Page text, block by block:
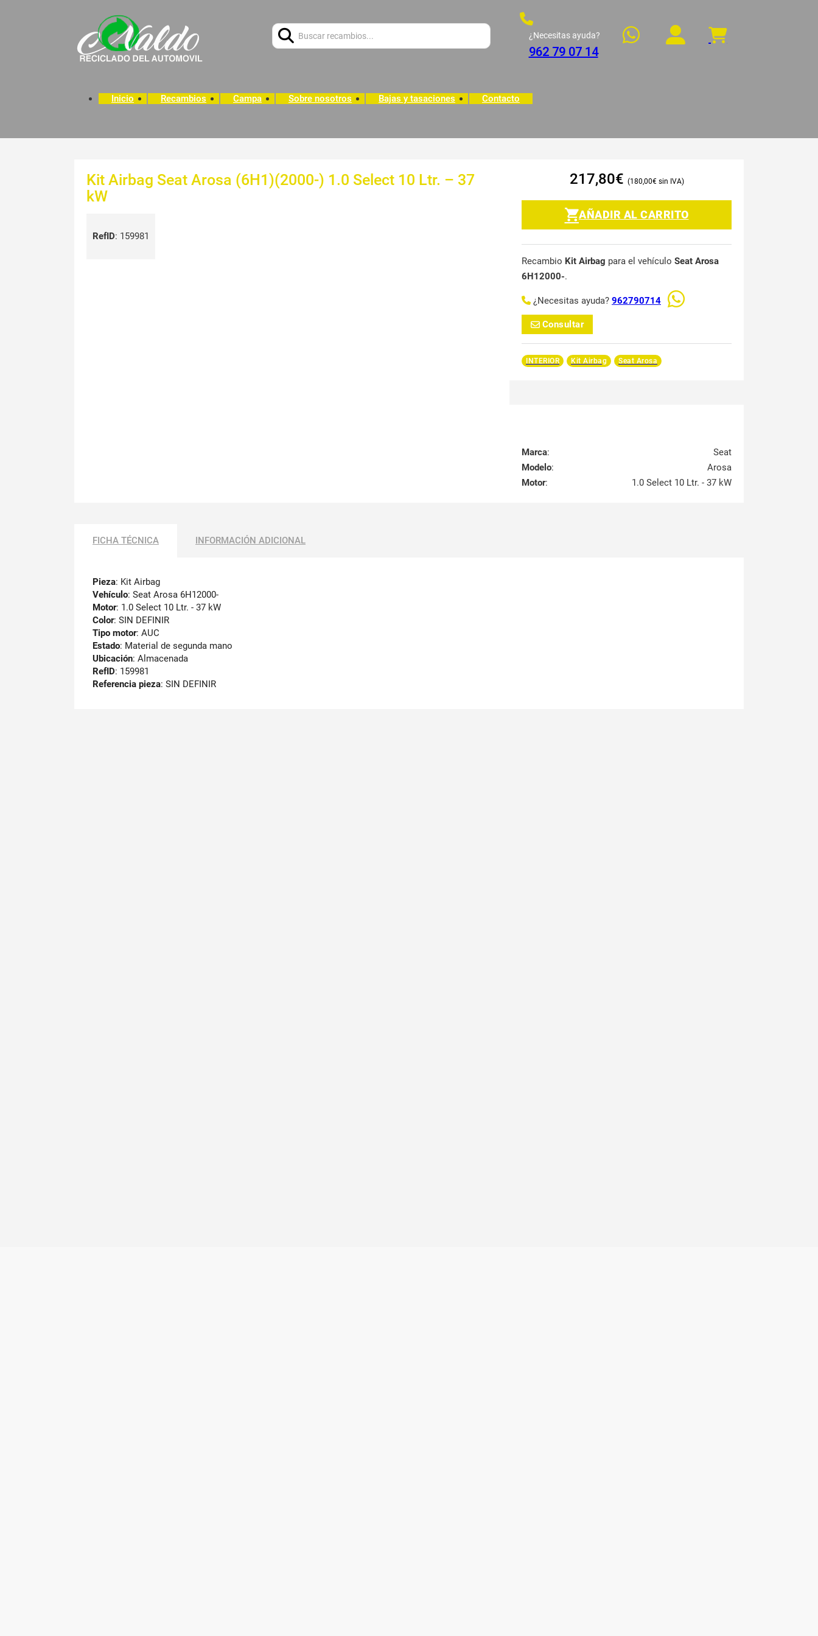
¿Necesitas ayuda?
962 79 07 14
Inicio Recambios Campa Sobre nosotros Bajas y tasaciones Contacto
Kit Airbag Seat Arosa (6H1)(2000-) 1.0 Select 10 Ltr. – 37
kW
RefID: 159981
217,80€ 180,00€
AÑADIR AL CARRITO
Recambio Kit Airbag para el vehículo Seat Arosa
6H12000-.
¿Necesitas ayuda? 962790714
Consultar
INTERIOR Kit Airbag Seat Arosa
Marca:
Seat
Modelo:
Arosa
Motor: 1.0 Select 10 Ltr. - 37 kW
FICHA TÉCNICA INFORMACIÓN ADICIONAL
Pieza: Kit Airbag
Vehículo: Seat Arosa 6H12000-
Motor: 1.0 Select 10 Ltr. - 37 kW
Color: SIN DEFINIR
Tipo motor: AUC
Estado: Material de segunda mano
Ubicación: Almacenada
RefID: 159981
Referencia pieza: SIN DEFINIR